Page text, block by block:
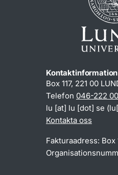
Kontaktinformation
Box 117, 221 00
Telefon 046-222
lu [at] lu [dot] se
Kontakta oss
Fakturaadress: Box